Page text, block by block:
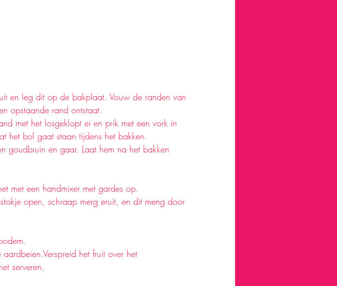
en leg dit op de bakplaat. Vouw de randen van
opstaande rand ontstaat.
met het losgeklopt ei en prik met een vork in
het bol gaat staan tijdens het bakken.
goudbruin en gaar. Laat hem na het bakken
met een handmixer met gardes op.
open, schraap merg eruit, en dit meng door
het fruit over het
serveren,